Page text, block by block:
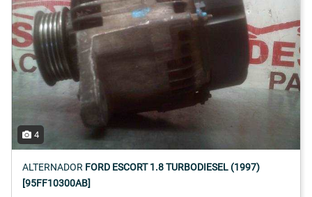
4
ALTERNADOR FORD ESCORT 1.8 TURBODIESEL (1997)
[95FF10300AB]